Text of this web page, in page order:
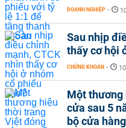
DOANH NGHIỆP -
Sau nhịp
thấy cơ hội
CHỨNG KHOÁN -
Một
cửa sau 5
bộ cửa hàng